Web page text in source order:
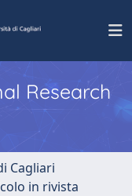
Research
Cagliari
in rivista